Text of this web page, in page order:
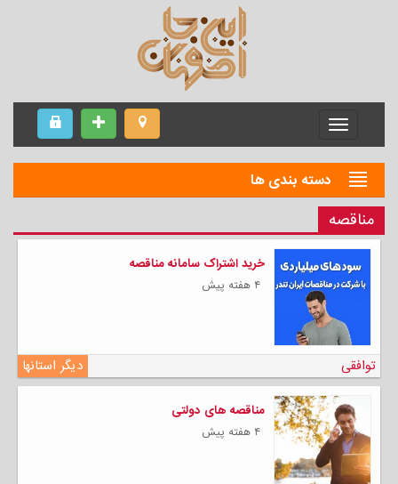
Menu
دسته بندی ها
مناقصه
خرید اشتراک سامانه مناقصه
۴ هفته پیش
دیگر استانها توافقی
مناقصه های دولتی
۴ هفته پیش